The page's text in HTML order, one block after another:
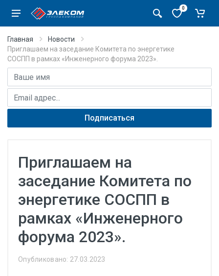
0
Главная
Новости
Приглашаем на заседание Комитета по энергетике
СОСПП в рамках «Инженерного форума 2023».
Имя
E-mail адрес
Подписаться
Приглашаем на
заседание Комитета по
энергетике СОСПП в
рамках «Инженерного
форума 2023».
Опубликовано: 27.03.2023